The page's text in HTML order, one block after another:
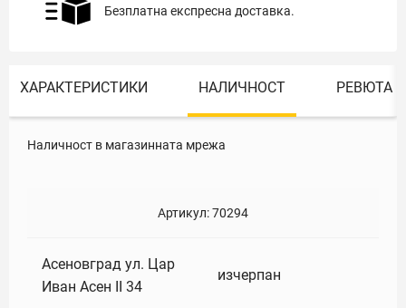
Безплатна експресна доставка.
ХАРАКТЕРИСТИКИ НАЛИЧНОСТ РЕВЮТА
Наличност в магазинната мрежа
Артикул:70294
Асеновград ул. Цар
Иван Асен II 34
изчерпан